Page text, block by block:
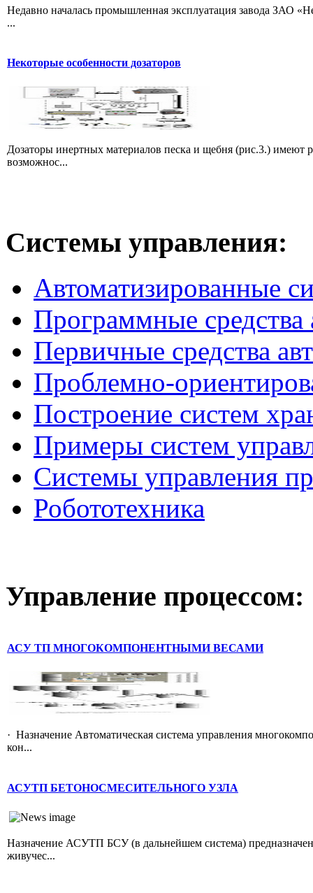
Недавно началась промышленная эксплуатация завода ЗАО
...
Некоторые особенности дозаторов
Дозаторы инертных материалов песка и щебня (рис.3.) имеют
возможнос...
Системы управления:
Автоматизированные
Программные средства
Первичные средства
Проблемно-
Построение систем
Примеры систем
Системы управления
Робототехника
Управление процессом:
АСУ ТП МНОГОКОМПОНЕНТНЫМИ ВЕСАМИ
· Назначение Автоматическая система управления
кон...
АСУТП БЕТОНОСМЕСИТЕЛЬНОГО УЗЛА
Назначение АСУТП БСУ (в дальнейшем система)
живучес...